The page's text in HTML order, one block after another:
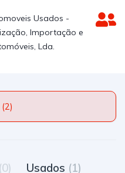
Filtros (2)
(0) Usados (1)